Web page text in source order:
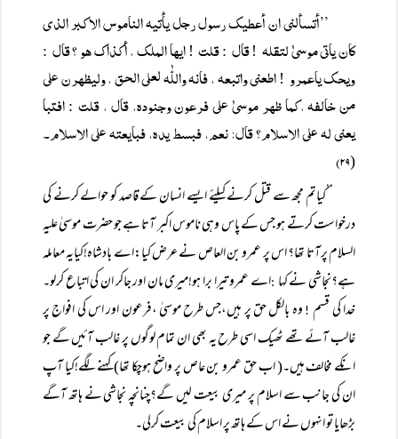
’’أتسألنی ان أعطیک رسول رجل یأتیہ الناموس الاکبر الذی
کان یاتی موسیٰ لتقلہ! قال : قلت! ایھا الملک ، أکذاک ھو ؟ قال :
ویحک یاعمرو ! اطعنی واتبعہ ، فانہ واللّٰہ لعلی الحق ، ولیظھرن علی
من خالفہ ،کما ظھر موسیٰ علی فرعون وجنودہ، قال ، قلت: افتبا
یعنی لہ علی الاسلام؟ قال: نعم، فبسط یدہ، فبایعتہ علی الاسلام۔
(۲۹)
’’کیاتم مجھ سے قتل کرنے کیلئے ایسے انسان کے قاصد کو حوالے کرنے کی
درخواست کرتے ہو جس کے پاس وہی ناموس اکبر آتا ہے جو حضرت موسیٰ علیہ
السلام پرآتا تھا؟ اس پر عمرو بن العاص نے عرض کیا:اے بادشاہ!کیایہ معاملہ
ہے؟نجاشی نے کہا :اے عمرو تیرا برا ہو!میری مان اور جاکر ان کی اتباع کرلو۔
خدا کی قسم ! وہ بالکل حق پر ہیں،جس طرح موسیٰ ،فرعون اور اس کی افواج پر
غالب آئے تھے ٹھیک اسی طرح یہ بھی ان تمام لوگوں پر غالب آئیں گے جو
انکے مخالف ہیں۔( اب حق عمرو بن عاص پر واضح ہوچکا تھا)کہنے لگے!کیا آپ
ان کی جانب سے اسلام پر میری بیعت لیں گے؟چنانچہ نجاشی نے ہاتھ آگے
بڑھایا تو انہوں نے اس کے ہاتھ پر اسلام کی بیعت کرلی۔